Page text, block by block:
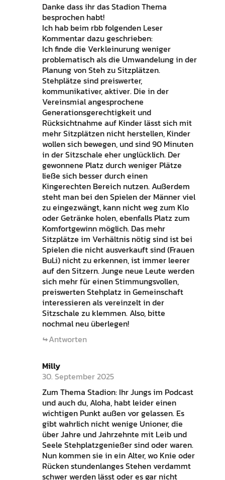
Danke dass ihr das Stadion Thema
besprochen habt!
Ich hab beim rbb folgenden Leser
Kommentar dazu geschrieben:
Ich finde die Verkleinurung weniger
problematisch als die Umwandelung in der
Planung von Steh zu Sitzplätzen.
Stehplätze sind preiswerter,
kommunikativer, aktiver. Die in der
Vereinsmial angesprochene
Generationsgerechtigkeit und
Rücksichtnahme auf Kinder lässt sich mit
mehr Sitzplätzen nicht herstellen, Kinder
wollen sich bewegen, und sind 90 Minuten
in der Sitzschale eher unglücklich. Der
gewonnene Platz durch weniger Plätze
ließe sich besser durch einen
Kingerechten Bereich nutzen. Außerdem
steht man bei den Spielen der Männer viel
zu eingezwängt, kann nicht weg zum Klo
oder Getränke holen, ebenfalls Platz zum
Komfortgewinn möglich. Das mehr
Sitzplätze im Verhältnis nötig sind ist bei
Spielen die nicht ausverkauft sind (Frauen
BuLi) nicht zu erkennen, ist immer leerer
auf den Sitzern. Junge neue Leute werden
sich mehr für einen Stimmungsvollen,
preiswerten Stehplatz in Gemeinschaft
interessieren als vereinzelt in der
Sitzschale zu klemmen. Also, bitte
nochmal neu überlegen!
Antworten
Milly
30. September 2025
Zum Thema Stadion: Ihr Jungs im Podcast
und auch du, Aloha, habt leider einen
wichtigen Punkt außen vor gelassen. Es
gibt wahrlich nicht wenige Unioner, die
über Jahre und Jahrzehnte mit Leib und
Seele Stehplatzgenießer sind oder waren.
Nun kommen sie in ein Alter, wo Knie oder
Rücken stundenlanges Stehen verdammt
schwer werden lässt oder es gar nicht